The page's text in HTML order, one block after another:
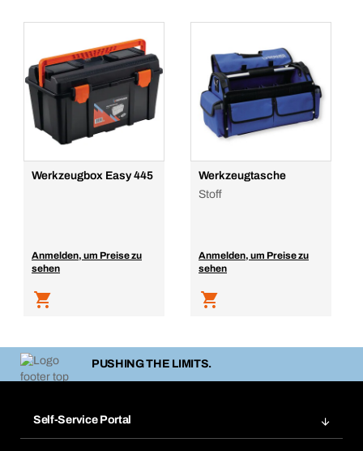
Werkzeugbox Easy 445
Anmelden, um Preise zu
sehen
Werkzeugtasche
Stoff
Anmelden, um Preise zu
sehen
PUSHING THE LIMITS.
Self-Service Portal